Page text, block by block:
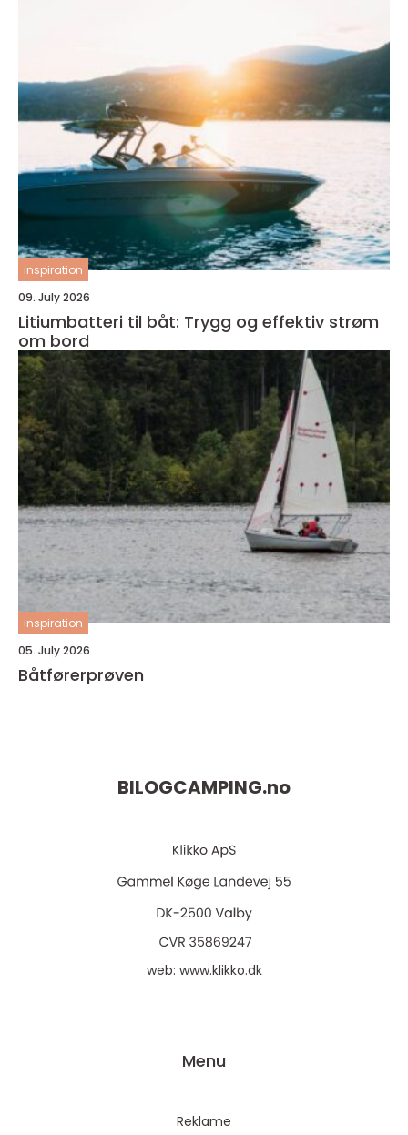
inspiration
09. July 2026
Litiumbatteri til båt: Trygg og effektiv strøm
om bord
inspiration
05. July 2026
Båtførerprøven
BILOGCAMPING.no
web: www.klikko.dk
Menu
Reklame